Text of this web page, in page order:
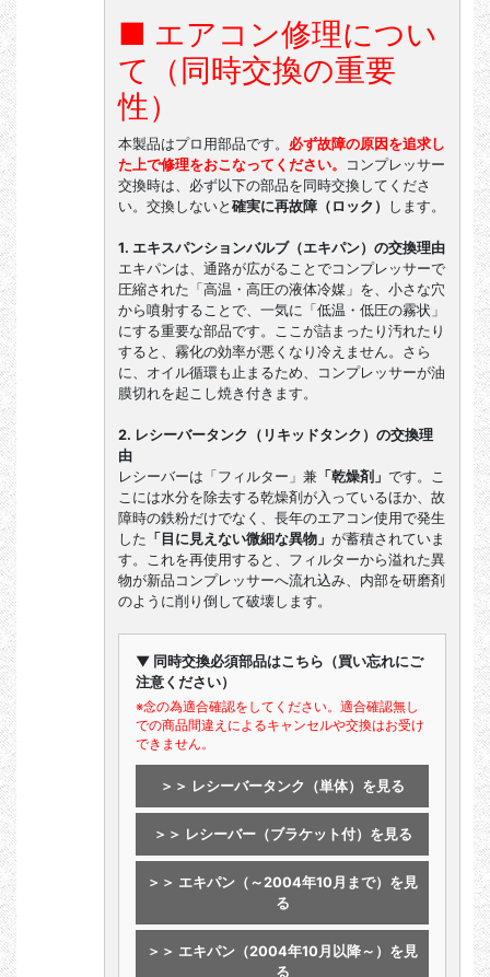
■ エアコン修理につい
て（同時交換の重要
性）
本製品はプロ用部品です。 必ず故障の原因を追求し
た上で修理をおこなってください。
コンプレッサー
交換時は、必ず以下の部品を同時交換してくださ
い。交換しないと 確実に再故障（ロック） します。
1. エキスパンションバルブ（エキパン）の交換理由
エキパンは、通路が広がることでコンプレッサーで
圧縮された「高温・高圧の液体冷媒」を、小さな穴
から噴射することで、一気に「低温・低圧の霧状」
にする重要な部品です。ここが詰まったり汚れたり
すると、霧化の効率が悪くなり冷えません。さら
に、オイル循環も止まるため、コンプレッサーが油
膜切れを起こし焼き付きます。
2. レシーバータンク（リキッドタンク）の交換理
由
レシーバーは「フィルター」兼 「乾燥剤」 です。こ
こには水分を除去する乾燥剤が入っているほか、故
障時の鉄粉だけでなく、長年のエアコン使用で発生
した 「目に見えない微細な異物」 が蓄積されていま
す。これを再使用すると、フィルターから溢れた異
物が新品コンプレッサーへ流れ込み、内部を研磨剤
のように削り倒して破壊します。
▼ 同時交換必須部品はこちら（買い忘れにご
注意ください）
※念の為適合確認をしてください。適合確認無し
での商品間違えによるキャンセルや交換はお受け
できません。
＞＞ レシーバータンク（単体）を見る
＞＞ レシーバー（ブラケット付）を見る
＞＞ エキパン（～2004年10月まで）を見
る
＞＞ エキパン（2004年10月以降～）を見
る